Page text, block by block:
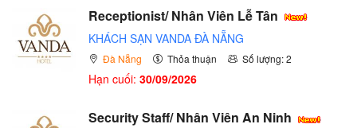
Receptionist/ Nhân Viên Lễ Tân
KHÁCH SẠN VANDA ĐÀ NẴNG
Đà Nẵng Thỏa thuận Số lượng: 2
Hạn cuối: 30/09/2026
Security Staff/ Nhân Viên An Ninh